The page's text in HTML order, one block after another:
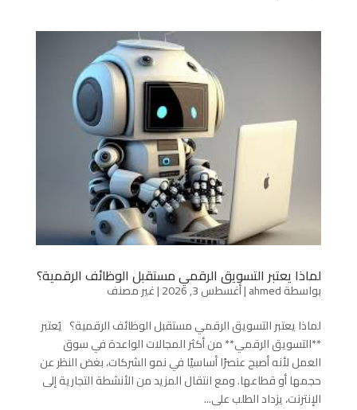
لماذا يعتبر التسويق الرقمي مستقبل الوظائف الرقمية؟
بواسطةahmed
|أغسطس 3, 2026 |غير مصنف
لماذا يعتبر التسويق الرقمي مستقبل الوظائف الرقمية؟ يُعتبر
**التسويق الرقمي** من أكثر المجالات الواعدة في سوق
العمل لأنه أصبح عنصرًا أساسيًا في نمو الشركات، بغض النظر عن
حجمها أو قطاعها. ومع انتقال المزيد من الأنشطة التجارية إلى
الإنترنت، يزداد الطلب على...